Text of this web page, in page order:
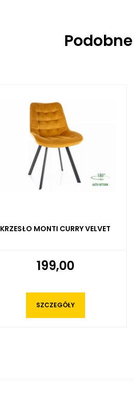
KRZESŁO MONTI CURRY VELVET
199,00
SZCZEGÓŁY